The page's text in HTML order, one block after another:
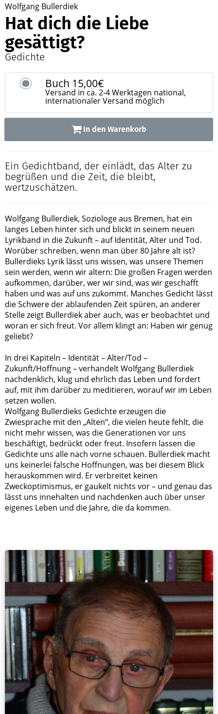
Wolfgang Bullerdiek
Hat dich die Liebe
gesättigt?
Gedichte
Buch 15,00€
Versand in ca. 2-4 Werktagen national,
internationaler Versand möglich
In den Warenkorb
Ein Gedichtband, der einlädt, das Alter zu
begrüßen und die Zeit, die bleibt,
wertzuschätzen.
Wolfgang Bullerdiek, Soziologe aus Bremen, hat ein
langes Leben hinter sich und blickt in seinem neuen
Lyrikband in die Zukunft – auf Identität, Alter und Tod.
Worüber schreiben, wenn man über 80 Jahre alt ist?
Bullerdieks Lyrik lässt uns wissen, was unsere Themen
sein werden, wenn wir altern: Die großen Fragen werden
aufkommen, darüber, wer wir sind, was wir geschafft
haben und was auf uns zukommt. Manches Gedicht lässt
die Schwere der ablaufenden Zeit spüren, an anderer
Stelle zeigt Bullerdiek aber auch, was er beobachtet und
woran er sich freut. Vor allem klingt an: Haben wir genug
geliebt?
In drei Kapiteln – Identität – Alter/Tod –
Zukunft/Hoffnung – verhandelt Wolfgang Bullerdiek
nachdenklich, klug und ehrlich das Leben und fordert
auf, mit ihm darüber zu meditieren, worauf wir im Leben
setzen wollen.
Wolfgang Bullerdieks Gedichte erzeugen die
Zwiesprache mit den „Alten“, die vielen heute fehlt, die
nicht mehr wissen, was die Generationen vor uns
beschäftigt, bedrückt oder freut. Insofern lassen die
Gedichte uns alle nach vorne schauen. Bullerdiek macht
uns keinerlei falsche Hoffnungen, was bei diesem Blick
herauskommen wird. Er verbreitet keinen
Zweckoptimismus, er gaukelt nichts vor – und genau das
lässt uns innehalten und nachdenken auch über unser
eigenes Leben und die Jahre, die da kommen.